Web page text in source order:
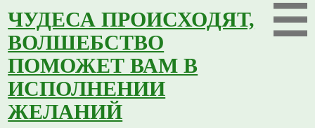
ЧУДЕСА ПРОИСХОДЯТ,
ВОЛШЕБСТВО
ПОМОЖЕТ ВАМ В
ИСПОЛНЕНИИ
ЖЕЛАНИЙ